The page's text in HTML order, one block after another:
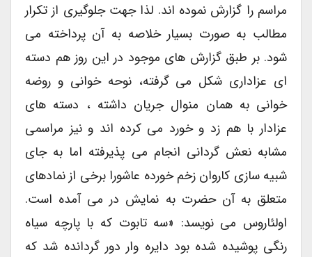
مراسم را گزارش نموده اند. لذا جهت جلوگیری از تکرار
مطالب به صورت بسیار خلاصه به آن پرداخته می
شود. بر طبق گزارش های موجود در این روز هم دسته
ای عزاداری شکل می گرفته، نوحه خوانی و روضه
خوانی به همان منوال جریان داشته ، دسته های
عزادار با هم زد و خورد می کرده اند و نیز مراسمی
مشابه نعش گردانی انجام می پذیرفته اما به جای
شبیه سازی کاروان زخم خورده عاشورا برخی از نمادهای
متعلق به آن حضرت به نمایش در می آمده است.
اولئاروس می نویسد: «سه تابوت که با پارچه سیاه
رنگی پوشیده شده بود دایره وار دور گردانده شد که